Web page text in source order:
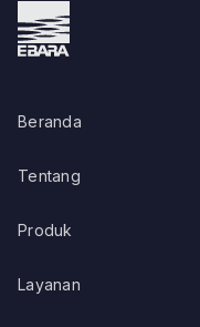
Beranda
Tentang
Produk
Layanan